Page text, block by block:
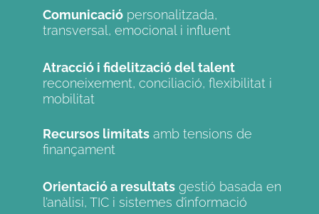
Comunicaciópersonalitzada,
transversal, emocional i influent
Atracció i fidelització del talent
reconeixement, conciliació, flexibilitat i
mobilitat
Recursos limitatsamb tensions de
finançament
Orientació a resultatsgestió basada en
l’anàlisi, TIC i sistemes d’informació